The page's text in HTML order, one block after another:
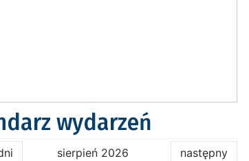
wydarzeń
sierpień 2026 następny